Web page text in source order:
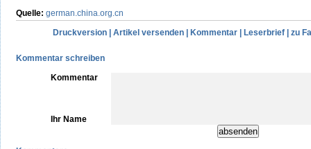
Quelle: german.china.org.cn
Druckversion
Artikel versenden Kommentar Leserbrief zu
Kommentar schreiben
Kommentar
Ihr Name